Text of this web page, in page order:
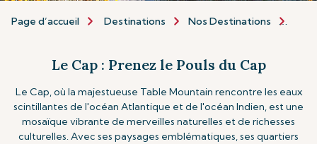
Page d’accueil Destinations Nos Destinations
Le Cap : Prenez le Pouls du Cap
Le Cap, où la majestueuse Table Mountain rencontre les eaux
scintillantes de l'océan Atlantique et de l'océan Indien, est une
mosaïque vibrante de merveilles naturelles et de richesses
culturelles. Avec ses paysages emblématiques, ses quartiers